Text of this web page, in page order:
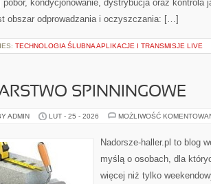
pobór, kondycjonowanie, dystrybucja oraz kontrola
obszar odprowadzania i oczyszczania: […]
TECHNOLOGIA ŚLUBNA APLIKACJE I TRANSMISJE LIVE
SPINNINGOWE
ADMIN LUT - 25 - 2026 MOŻLIWOŚĆ
Nadorsze-haller.pl to blog
myślą o osobach, dla
więcej niż tylko